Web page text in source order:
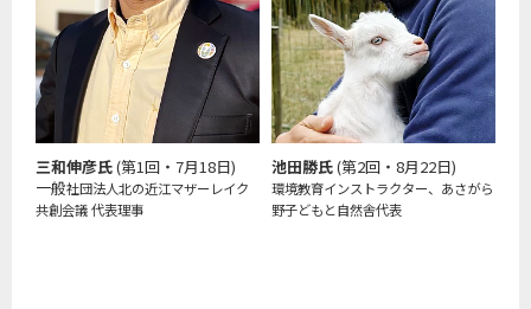
三和伸彦氏(第1回・7月18日)
一般社団法人北の近江マザーレイク
共創会議 代表理事
池田勝氏(第2回・8月22日)
環境教育インストラクター、あさがら
野子どもと自然舎代表